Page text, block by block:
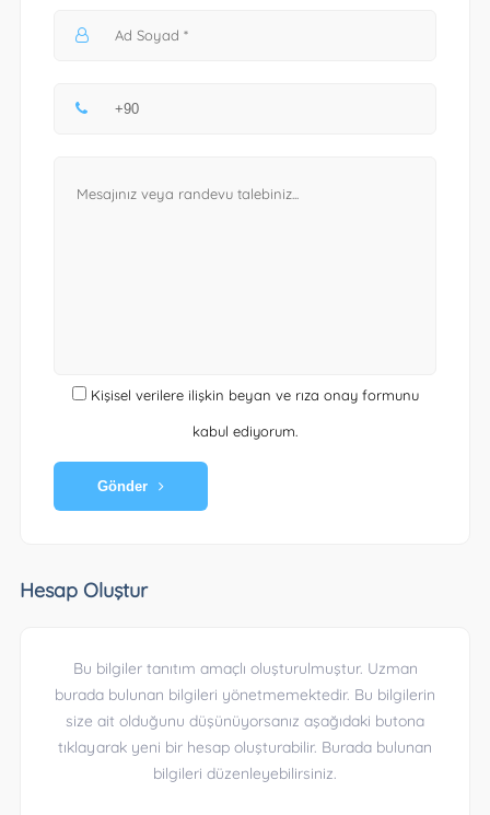
Kişisel verilere ilişkin beyan ve rıza onay formunu
kabul ediyorum.
Gönder
Hesap Oluştur
Bu bilgiler tanıtım amaçlı oluşturulmuştur. Uzman
burada bulunan bilgileri yönetmemektedir. Bu bilgilerin
size ait olduğunu düşünüyorsanız aşağıdaki butona
tıklayarak yeni bir hesap oluşturabilir. Burada bulunan
bilgileri düzenleyebilirsiniz.